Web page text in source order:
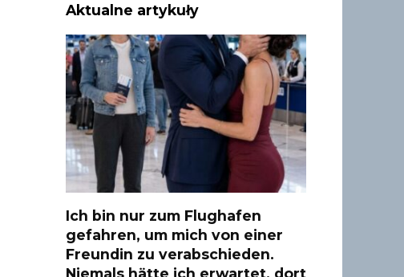
Aktualne artykuły
Ich bin nur zum Flughafen
gefahren, um mich von einer
Freundin zu verabschieden.
Niemals hätte ich erwartet, dort